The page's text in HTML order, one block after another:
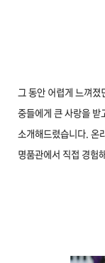
그 동안 어렵게 느껴
중들에게 큰 사랑을 받
소개해드렸습니다. 온
명품관에서 직접 경험